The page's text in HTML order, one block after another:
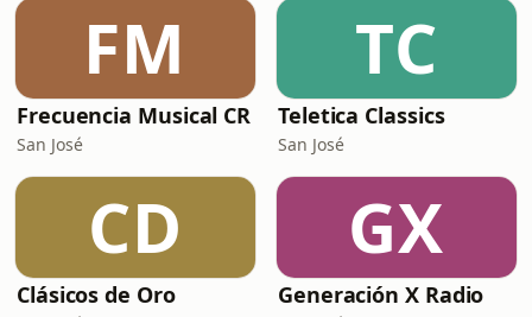
FM
Frecuencia Musical CR
San José
TC
Teletica Classics
San José
CD
Clásicos de Oro
GX
Generación X Radio